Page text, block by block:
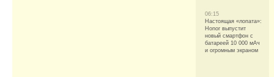
06:15
Настоящая «лопата»:
Honor выпустит
новый смартфон с
батареей 10 000 мАч
и огромным экраном